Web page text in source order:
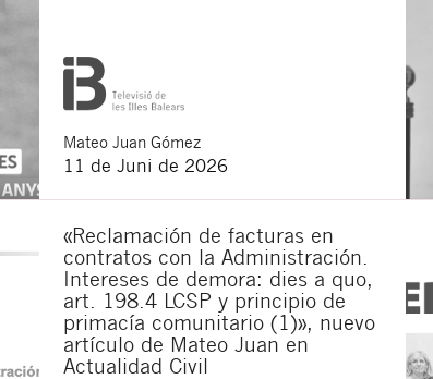
Mateo Juan Gómez
11 de Juni de 2026
«Reclamación de facturas en
contratos con la Administración.
Intereses de demora: dies a quo,
art. 198.4 LCSP y principio de
primacía comunitario (1)», nuevo
artículo de Mateo Juan en
Actualidad Civil